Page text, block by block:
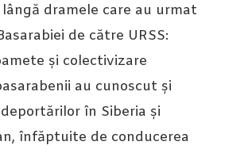
dramele care au urmat
de către URSS:
și colectivizare
au cunoscut și
în Siberia și
înfăptuite de conducerea